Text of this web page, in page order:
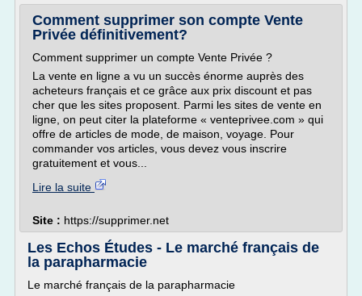
Comment supprimer son compte Vente
Privée définitivement?
Comment supprimer un compte Vente Privée ?
La vente en ligne a vu un succès énorme auprès des
acheteurs français et ce grâce aux prix discount et pas
cher que les sites proposent. Parmi les sites de vente en
ligne, on peut citer la plateforme « venteprivee.com » qui
offre de articles de mode, de maison, voyage. Pour
commander vos articles, vous devez vous inscrire
gratuitement et vous...
Lire la suite
Site : https://supprimer.net
Les Echos Études - Le marché français de
la parapharmacie
Le marché français de la parapharmacie